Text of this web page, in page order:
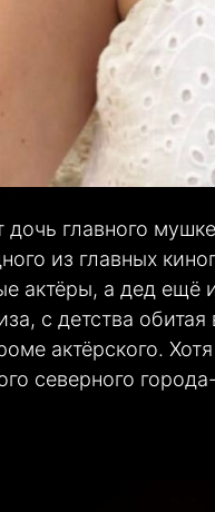
главного
из главных
актёры, а дед
с детства
актёрского.
северного